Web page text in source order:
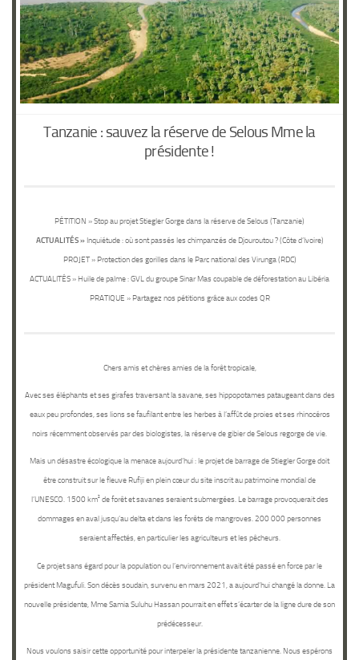
Tanzanie : sauvez la réserve de Selous Mme la
présidente !
PÉTITION » Stop au projet Stiegler Gorge dans la réserve de Selous (Tanzanie)
ACTUALITÉS »Inquiétude : où sont passés les chimpanzés de Djouroutou ? (Côte d’Ivoire)
PROJET» Protection des gorilles dans le Parc national des Virunga (RDC)
ACTUALITÉS» Huile de palme : GVL du groupe Sinar Mas coupable de déforestation au Libéria
PRATIQUE » Partagez nos pétitions grâce aux codes QR
Chers amis et chères amies de la forêt tropicale,
Avec ses éléphants et ses girafes traversant la savane, ses hippopotames pataugeant dans des
eaux peu profondes, ses lions se faufilant entre les herbes à l’affût de proies et ses rhinocéros
noirs récemment observés par des biologistes, laréserve de gibier de Selous regorge de vie.
Mais un désastre écologique la menace aujourd’hui : leprojet de barragede Stiegler Gorge doit
être construit sur le fleuve Rufijien plein cœur du site inscrit au patrimoine mondialde
l’UNESCO. 1500 km² de forêt et savanes seraient submergées. Le barrage provoquerait des
dommages en aval jusqu’au delta et dans les forêts de mangroves.200 000 personnes
seraient affectés, en particulier les agriculteurs et les pêcheurs.
Ceprojetsans égard pour la population ou l’environnement avait étépassé en forcepar le
président Magufuli. Son décès soudain, survenu en mars 2021, aaujourd’hui changé la donne. La
nouvelle présidente, Mme Samia Suluhu Hassan pourrait en effet s’écarter de la ligne dure de son
prédécesseur.
Nous voulons saisir cette opportunité pourinterpeler la présidente tanzanienne. Nous espérons